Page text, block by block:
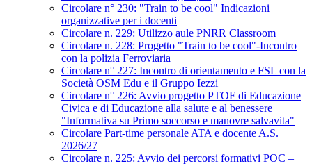
Circolare n° 230: "Train to be cool" Indicazioni
organizzative per i docenti
Circolare n. 229: Utilizzo aule PNRR Classroom
Circolare n. 228: Progetto "Train to be cool"-Incontro
con la polizia Ferroviaria
Circolare n° 227: Incontro di orientamento e FSL con la
Società OSM Edu e il Gruppo Iezzi
Circolare n° 226: Avvio progetto PTOF di Educazione
Civica e di Educazione alla salute e al benessere
"Informativa su Primo soccorso e manovre salvavita"
Circolare Part-time personale ATA e docente A.S.
2026/27
Circolare n. 225: Avvio dei percorsi formativi POC –